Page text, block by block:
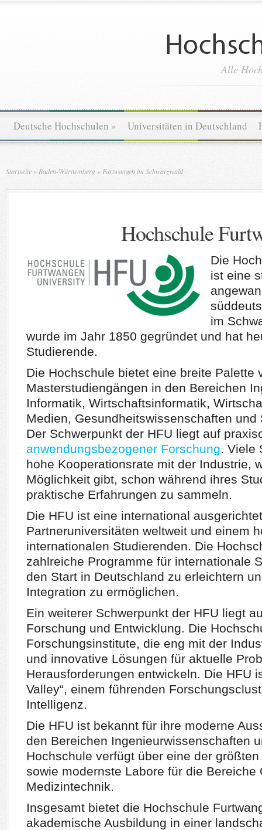
Alle
Deutsche Hochschulen » Universitäten in Deutschland
Startseite » Baden-Württemberg » Furtwangen im Schwarzwald
Hochschule
Die
ist eine
im
wurde im Jahr 1850 gegründet und hat
Studierende.
Die Hochschule bietet eine breite Palette
Masterstudiengängen in den Bereichen
Informatik, Wirtschaftsinformatik,
Medien, Gesundheitswissenschaften
Der Schwerpunkt der HFU liegt auf
anwendungsbezogener Forschung. Viele
hohe Kooperationsrate mit der Industrie,
Möglichkeit gibt, schon während ihres
praktische Erfahrungen zu sammeln.
Die HFU ist eine international
Partneruniversitäten weltweit und einem
internationalen Studierenden. Die
zahlreiche Programme für internationale
den Start in Deutschland zu erleichtern
Integration zu ermöglichen.
Ein weiterer Schwerpunkt der HFU liegt
Forschung und Entwicklung. Die
Forschungsinstitute, die eng mit der
und innovative Lösungen für aktuelle
Herausforderungen entwickeln. Die HFU
Valley“, einem führenden
Intelligenz.
Die HFU ist bekannt für ihre moderne
den Bereichen Ingenieurwissenschaften
Hochschule verfügt über eine der
sowie modernste Labore für die
Medizintechnik.
Insgesamt bietet die Hochschule
akademische Ausbildung in einer